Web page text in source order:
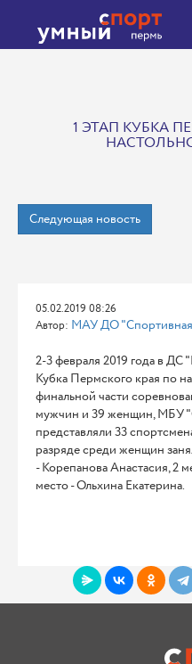
1 ЭТАП КУБКА
Следующая новость
05.02.2019 08:26
Автор: МАУ ДО "Спортивная
2-3 февраля 2019 года в ДС
Кубка Пермского края по
финальной части
мужчин и 39 женщин, МБУ
представляли 33
разряде среди женщин
- Корепанова Анастасия, 2
место - Ольхина Екатерина.